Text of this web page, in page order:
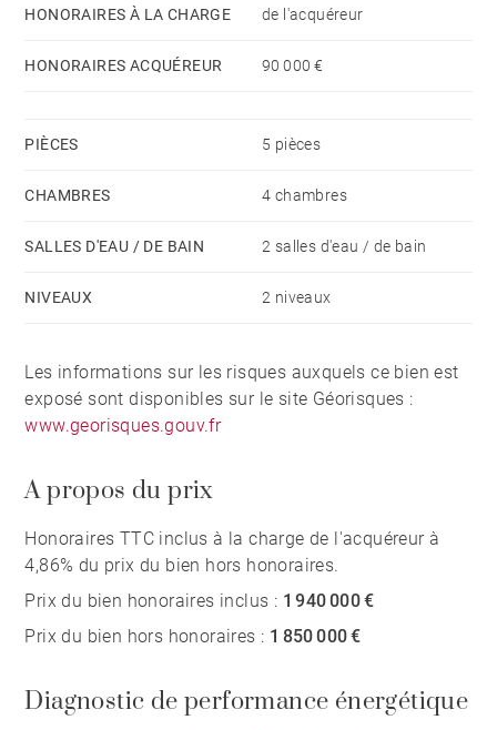
HONORAIRES À LA CHARGE de l'acquéreur
HONORAIRES ACQUÉREUR 90 000 €
PIÈCES 5 pièces
CHAMBRES 4 chambres
SALLES D'EAU / DE BAIN 2 salles d'eau / de bain
NIVEAUX 2 niveaux
Les informations sur les risques auxquels ce bien est
exposé sont disponibles sur le site Géorisques :
www.georisques.gouv.fr
A propos du prix
Honoraires TTC inclus à la charge de l'acquéreur à
4,86% du prix du bien hors honoraires.
Prix du bien honoraires inclus : 1 940 000 €
Prix du bien hors honoraires : 1 850 000 €
Diagnostic de performance énergétique